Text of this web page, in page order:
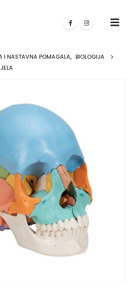
I NASTAVNA POMAGALA, BIOLOGIJA